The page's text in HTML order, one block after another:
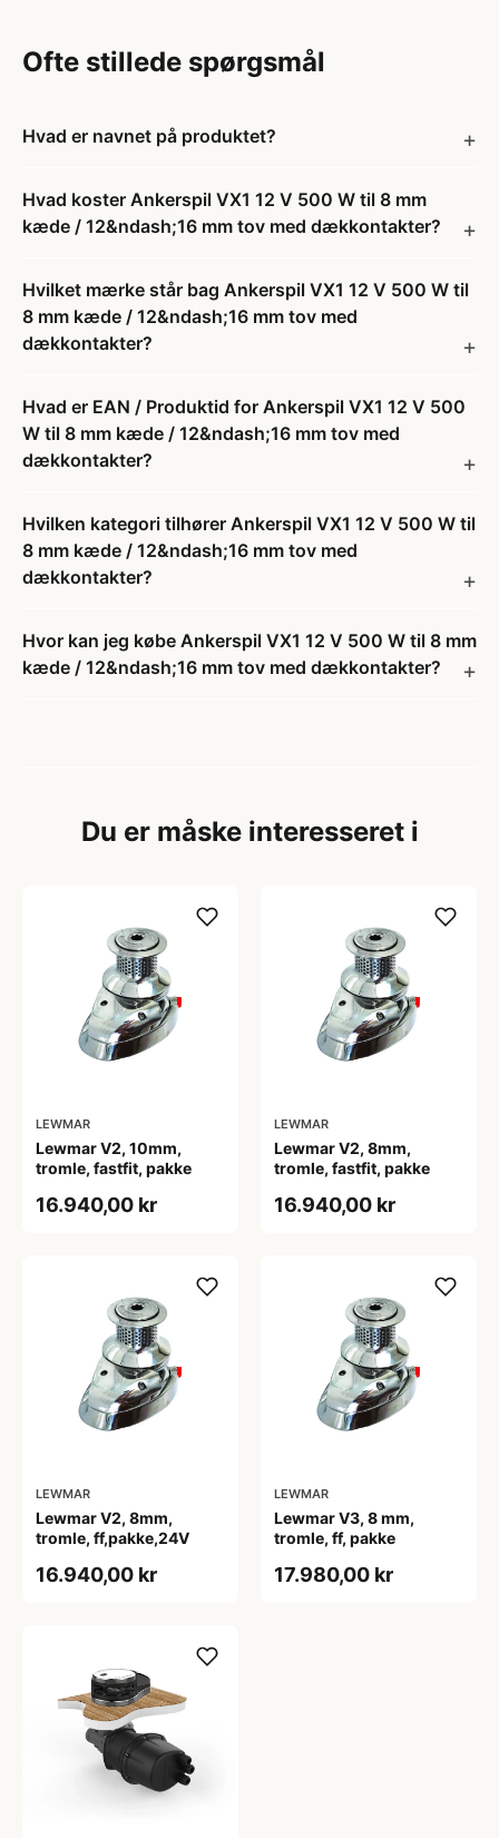
Ofte stillede spørgsmål
Hvad er navnet på produktet?
Hvad koster Ankerspil VX1 12 V 500 W til 8 mm
kæde / 12&ndash;16 mm tov med dækkontakter?
Hvilket mærke står bag Ankerspil VX1 12 V 500 W til
8 mm kæde / 12&ndash;16 mm tov med
dækkontakter?
Hvad er EAN / Produktid for Ankerspil VX1 12 V 500
W til 8 mm kæde / 12&ndash;16 mm tov med
dækkontakter?
Hvilken kategori tilhører Ankerspil VX1 12 V 500 W til
8 mm kæde / 12&ndash;16 mm tov med
dækkontakter?
Hvor kan jeg købe Ankerspil VX1 12 V 500 W til 8 mm
kæde / 12&ndash;16 mm tov med dækkontakter?
Du er måske interesseret i
LEWMAR
Lewmar V2, 10mm,
tromle, fastfit, pakke
16.940,00 kr
LEWMAR
Lewmar V2, 8mm,
tromle, fastfit, pakke
16.940,00 kr
LEWMAR
Lewmar V2, 8mm,
tromle, ff,pakke,24V
16.940,00 kr
LEWMAR
Lewmar V3, 8 mm,
tromle, ff, pakke
17.980,00 kr